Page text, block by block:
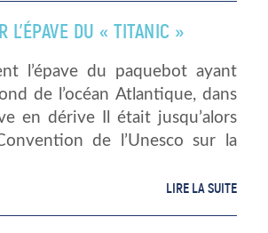
L’ÉPAVE DU « TITANIC »
l’épave du paquebot ayant
de l’océan Atlantique, dans
en dérive Il était jusqu’alors
de l’Unesco sur la
LIRE LA SUITE